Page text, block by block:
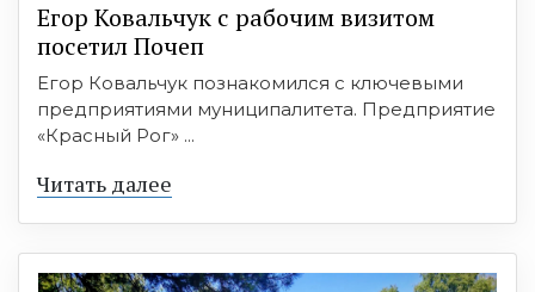
Егор Ковальчук с рабочим визитом
посетил Почеп
Егор Ковальчук познакомился с ключевыми
предприятиями муниципалитета. Предприятие
«Красный Рог» ...
Читать далее